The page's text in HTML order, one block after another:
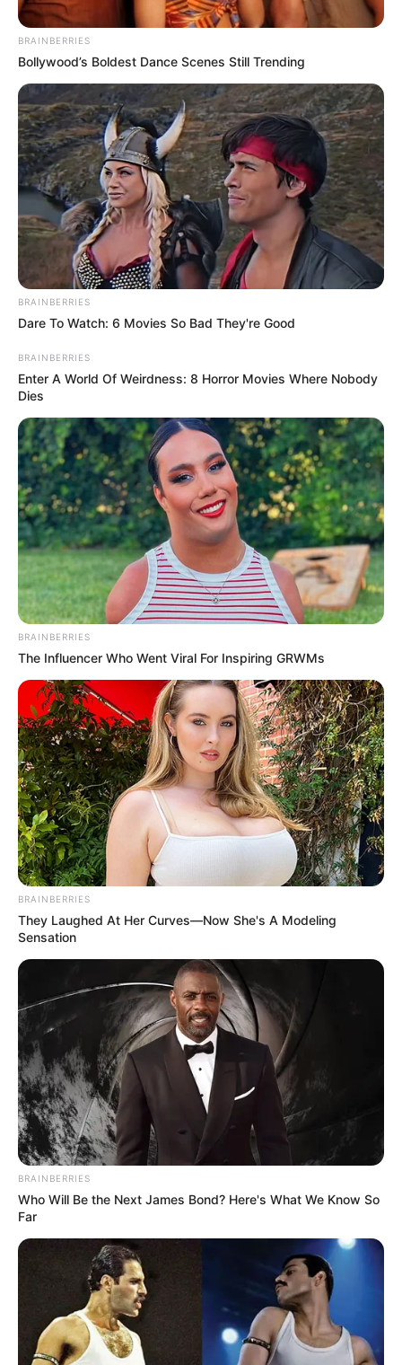
PostedFriss hírek
Debreceni milliárdos durván
osztotta ki Hajdú Pétert –
néhány óra alatt tízezrek
lájkolták, amit mondott
bySzerző • February 1, 2026
Debreceni milliárdos osztotta ki
Hajdú Pétert – néhány óra alatt
tízezrek lájkolták, amit mondott
BRAINBERRIES
Bollywood’s Boldest Dance Scenes Still Trending
BRAINBERRIES
Dare To Watch: 6 Movies So Bad They're Good
BRAINBERRIES
Enter A World Of Weirdness: 8 Horror Movies Where Nobody
Dies
BRAINBERRIES
The Influencer Who Went Viral For Inspiring GRWMs
BRAINBERRIES
They Laughed At Her Curves—Now She's A Modeling
Sensation
BRAINBERRIES
Who Will Be the Next James Bond? Here's What We Know So
Far